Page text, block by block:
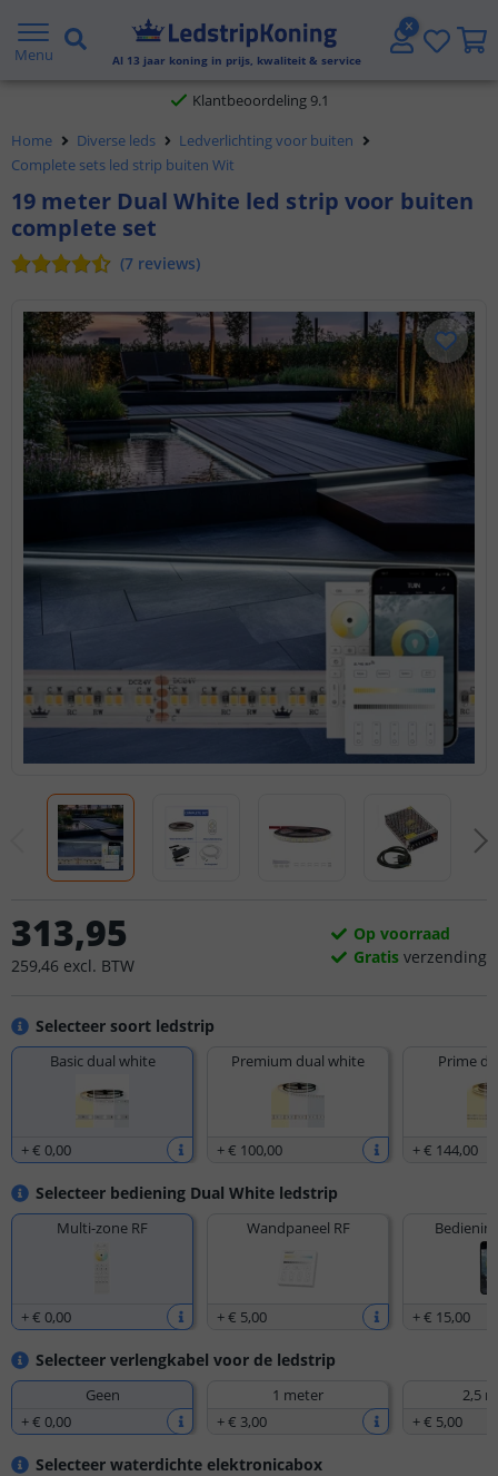
Menu Al 13 jaar koning in prijs, kwaliteit & service
Gratis verzending vanaf € 20,- NL en BE
Klantbeoordeling 9.1
Voor 23:45 uur besteld,morgen in huis
Home Diverse leds
Ledverlichting voor buiten
Complete sets led strip buiten Wit
19 meter Dual White led strip voor buiten
complete set
(7 reviews)
Selecteer soort ledstrip
Basic dual white
+€ 0,00
Premium dual white
+€ 100,00
Prime
+€ 144,00
Selecteer bediening Dual White ledstrip
Multi-zone RF
+€ 0,00
Wandpaneel RF
+€ 5,00 +€ 15,00
Selecteer verlengkabel voor de ledstrip
Geen
+€ 0,00
1 meter
+€ 3,00
2,5
+€ 5,00
Selecteer waterdichte elektronicabox
313,95
259,46 excl. BTW
Op voorraad
Gratis verzending